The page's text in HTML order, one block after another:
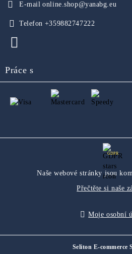
E-mail online.shop@yanabg.eu
Telefon +359882747222
Práce s
GDPR
Naše webové stránky jsou
Přečtěte si naše
Moje osobní
Seliton E-commerce